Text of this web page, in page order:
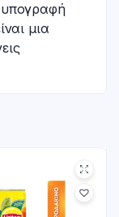
υπογραφή
μια